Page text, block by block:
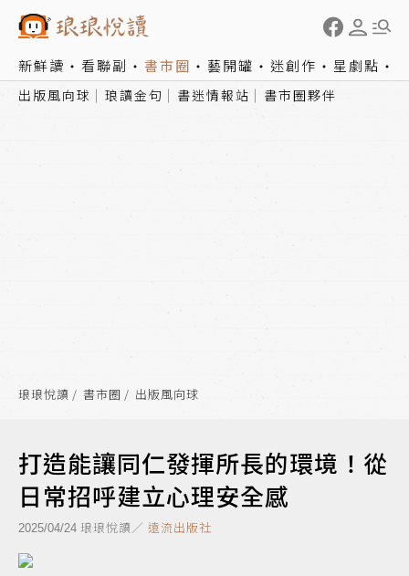
新鮮讀 看聯副 書市圈 藝開罐 迷創作 星劇點
出版風向球 琅讀金句 書迷情報站 書市圈夥伴
琅琅悅讀 書市圈 出版風向球
打造能讓同仁發揮所長的環境！從
日常招呼建立心理安全感
2025/04/24 琅琅悅讀／ 遠流出版社